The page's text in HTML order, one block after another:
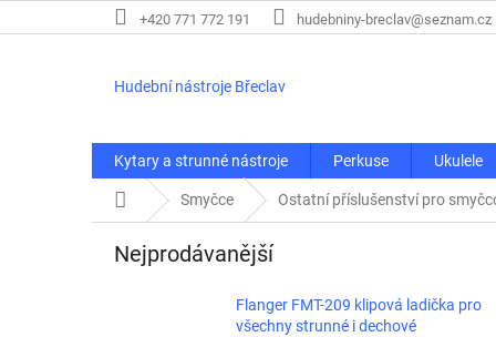
na
+420 771 772 191 hudebniny-breclav@seznam.cz
Hudební nástroje Břeclav
Kytary a strunné nástroje Perkuse Ukulele
Domů Smyčce Ostatní příslušenství pro
Nejprodávanější
Flanger FMT-209 klipová ladička pro
všechny strunné i dechové